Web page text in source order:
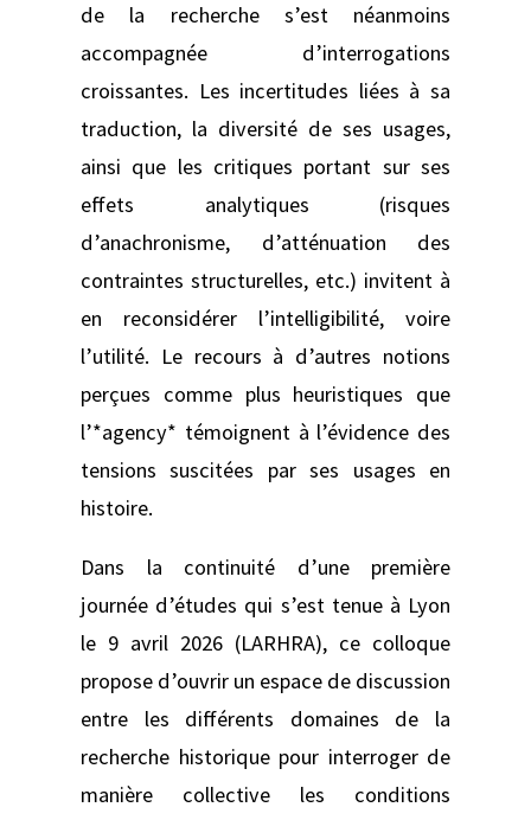
de la recherche s’est néanmoins
accompagnée d’interrogations
croissantes. Les incertitudes liées à sa
traduction, la diversité de ses usages,
ainsi que les critiques portant sur ses
effets analytiques (risques
d’anachronisme, d’atténuation des
contraintes structurelles, etc.) invitent à
en reconsidérer l’intelligibilité, voire
l’utilité. Le recours à d’autres notions
perçues comme plus heuristiques que
l’*agency* témoignent à l’évidence des
tensions suscitées par ses usages en
histoire.
Dans la continuité d’une première
journée d’études qui s’est tenue à Lyon
le 9 avril 2026 (LARHRA), ce colloque
propose d’ouvrir un espace de discussion
entre les différents domaines de la
recherche historique pour interroger de
manière collective les conditions